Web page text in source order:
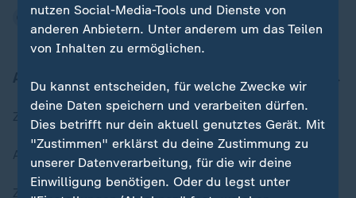
Aktuell bei ZDFheute
Zuletzt veröffentlicht
Aktuelle Sendungs-Videos
ZDFheute Stories
nutzen Social-Media-Tools und Dienste von
anderen Anbietern. Unter anderem um das Teilen
von Inhalten zu ermöglichen.
Du kannst entscheiden, für welche Zwecke wir
deine Daten speichern und verarbeiten dürfen.
Dies betrifft nur dein aktuell genutztes Gerät. Mit
"Zustimmen" erklärst du deine Zustimmung zu
unserer Datenverarbeitung, für die wir deine
Einwilligung benötigen. Oder du legst unter